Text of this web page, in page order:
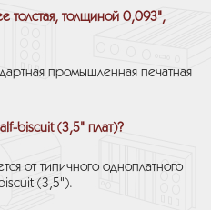
толстая, толщиной 0,093",
промышленная печатная
biscuit (3,5" плат)?
от типичного одноплатного
(3,5").